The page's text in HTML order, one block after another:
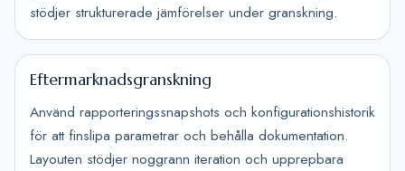
stödjer strukturerade jämförelser under granskning.
Eftermarknadsgranskning
Använd rapporteringssnapshots och konfigurationshistorik
för att finslipa parametrar och behålla dokumentation.
Layouten stödjer noggrann iteration och upprepbara